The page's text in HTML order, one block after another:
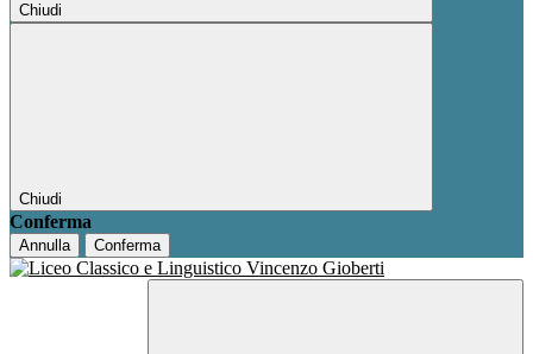
Chiudi
Chiudi
Conferma
Annulla Conferma